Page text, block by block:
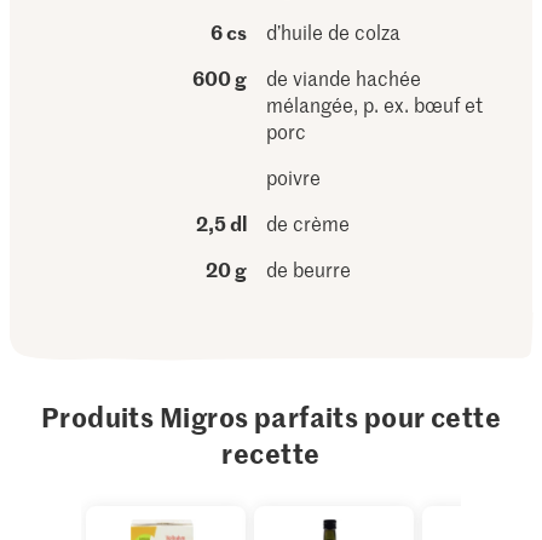
6 cs
d’huile de colza
600 g
de viande hachée
mélangée, p. ex. bœuf et
porc
poivre
2,5 dl
de crème
20 g
de beurre
Produits Migros parfaits pour cette
recette